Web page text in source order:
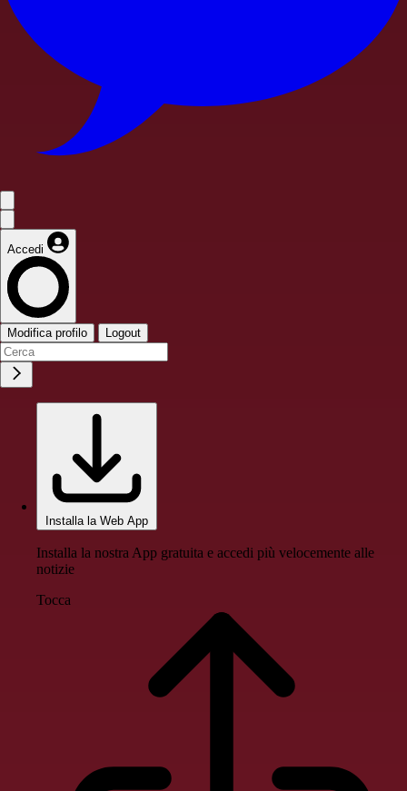
Accedi
Modifica profilo Logout
Installa la Web App
Installa la nostra App gratuita e accedi più velocemente alle
notizie
Tocca